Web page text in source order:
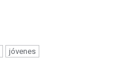
jóvenes